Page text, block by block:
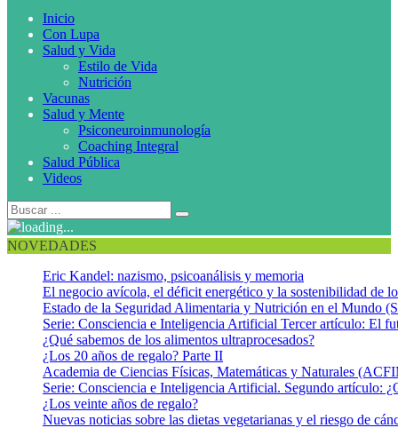
Inicio
Con Lupa
Salud y Vida
Estilo de Vida
Nutrición
Vacunas
Salud y Mente
Psiconeuroinmunología
Coaching Integral
Salud Pública
Videos
NOVEDADES
Eric Kandel: nazismo, psicoanálisis y memoria
El negocio avícola, el déficit energético y la sostenibilidad de
Estado de la Seguridad Alimentaria y Nutrición en el Mundo
Serie: Consciencia e Inteligencia Artificial Tercer artículo: El
¿Qué sabemos de los alimentos ultraprocesados?
¿Los 20 años de regalo? Parte II
Academia de Ciencias Físicas, Matemáticas y Naturales
Serie: Consciencia e Inteligencia Artificial. Segundo artículo:
¿Los veinte años de regalo?
Nuevas noticias sobre las dietas vegetarianas y el riesgo de